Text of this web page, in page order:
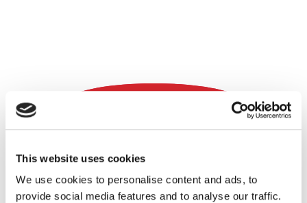
This website uses cookies
We use cookies to personalise content and ads, to
provide social media features and to analyse our traffic.